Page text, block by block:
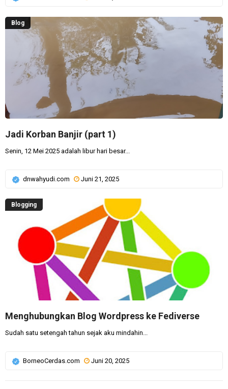
Jadi Korban Banjir (part 1)
Blog
Senin, 12 Mei 2025 adalah libur hari besar...
dnwahyudi.com Juni 21, 2025
Menghubungkan Blog Wordpress ke Fediverse
Blogging
Sudah satu setengah tahun sejak aku mindahin...
BorneoCerdas.com Juni 20, 2025